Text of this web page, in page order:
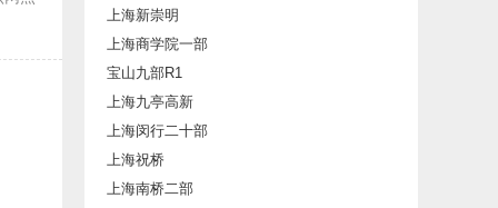
上海新崇明
上海商学院一部
宝山九部R1
上海九亭高新
上海闵行二十部
上海祝桥
上海南桥二部